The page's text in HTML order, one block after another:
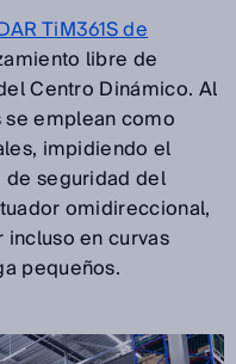
TiM361S de
libre de
Centro Dinámico. Al
emplean como
impidiendo el
de seguridad del
omidireccional,
en curvas
pequeños.